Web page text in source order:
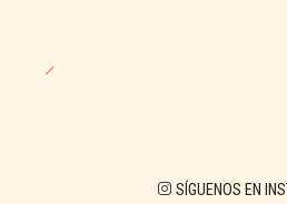
SÍGUENOS EN